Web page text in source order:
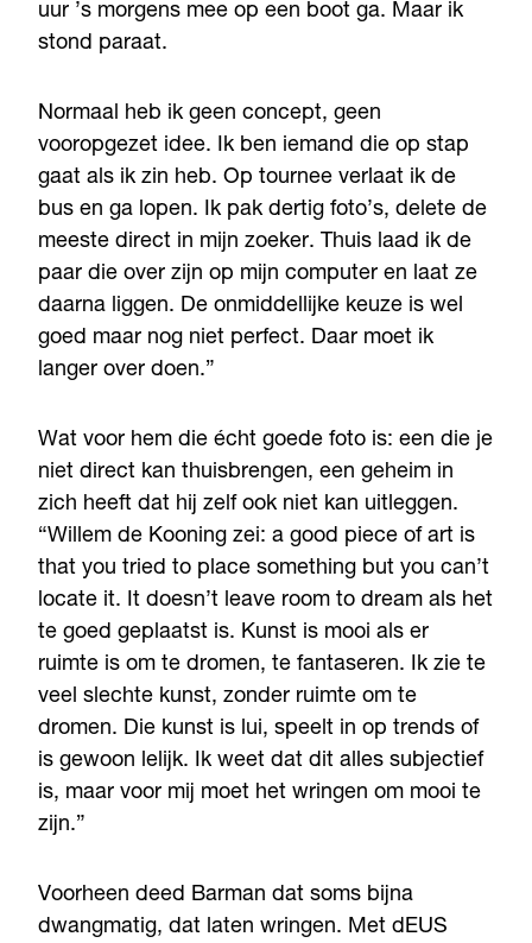
uur ’s morgens mee op een boot ga. Maar ik
stond paraat.
Normaal heb ik geen concept, geen
vooropgezet idee. Ik ben iemand die op stap
gaat als ik zin heb. Op tournee verlaat ik de
bus en ga lopen. Ik pak dertig foto’s, delete de
meeste direct in mijn zoeker. Thuis laad ik de
paar die over zijn op mijn computer en laat ze
daarna liggen. De onmiddellijke keuze is wel
goed maar nog niet perfect. Daar moet ik
langer over doen.”
Wat voor hem die écht goede foto is: een die je
niet direct kan thuisbrengen, een geheim in
zich heeft dat hij zelf ook niet kan uitleggen.
“Willem de Kooning zei: a good piece of art is
that you tried to place something but you can’t
locate it. It doesn’t leave room to dream als het
te goed geplaatst is. Kunst is mooi als er
ruimte is om te dromen, te fantaseren. Ik zie te
veel slechte kunst, zonder ruimte om te
dromen. Die kunst is lui, speelt in op trends of
is gewoon lelijk. Ik weet dat dit alles subjectief
is, maar voor mij moet het wringen om mooi te
zijn.”
Voorheen deed Barman dat soms bijna
dwangmatig, dat laten wringen. Met dEUS